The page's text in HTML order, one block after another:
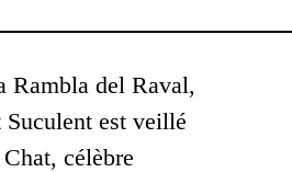
Rambla del Raval,
Suculent est veillé
célèbre